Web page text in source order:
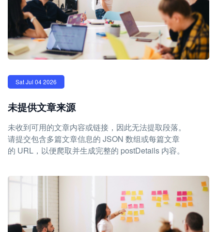
Sat Jul 04 2026
未提供文章来源
未收到可用的文章内容或链接，因此无法提取段落。
请提交包含多篇文章信息的 JSON 数组或每篇文章
的 URL，以便爬取并生成完整的 postDetails 内容。